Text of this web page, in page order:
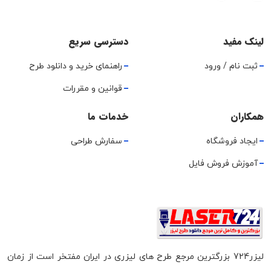
لینک مفید
ثبت نام / ورود
دسترسی سریع
راهنمای خرید و دانلود طرح
قوانین و مقررات
همکاران
ایجاد فروشگاه
آموزش فروش فایل
خدمات ما
سفارش طراحی
لیزر724 بزرگترین مرجع طرح های لیزری در ایران مفتخر است از زمان